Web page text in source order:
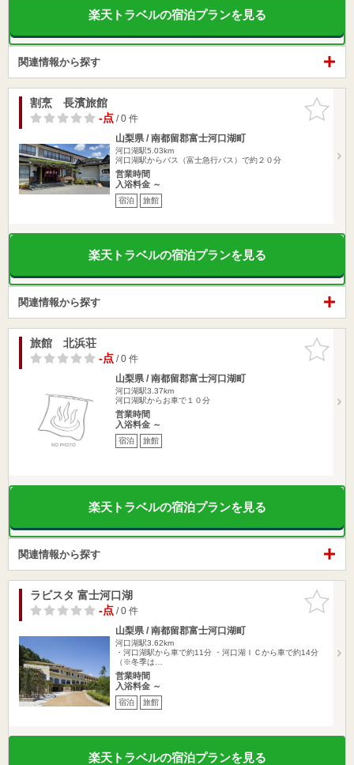
楽天トラベルの宿泊プランを見る
関連情報から探す
お気に入
りに追加
割烹 長濱旅館
-点/ 0 件
山梨県 / 南都留郡富士河口湖町
河口湖駅5.03km
河口湖駅からバス（富士急行バス）で約２０分
営業時間
入浴料金 ～
宿泊 旅館
楽天トラベルの宿泊プランを見る
関連情報から探す
お気に入
りに追加
旅館 北浜荘
-点/ 0 件
山梨県 / 南都留郡富士河口湖町
河口湖駅3.37km
河口湖駅からお車で１０分
営業時間
入浴料金 ～
宿泊 旅館
楽天トラベルの宿泊プランを見る
関連情報から探す
お気に入
りに追加
ラビスタ 富士河口湖
-点/ 0 件
山梨県 / 南都留郡富士河口湖町
河口湖駅3.62km
・河口湖駅から車で約11分 ・河口湖ＩＣから車で約14分
（※冬季は…
営業時間
入浴料金 ～
宿泊 旅館
楽天トラベルの宿泊プランを見る